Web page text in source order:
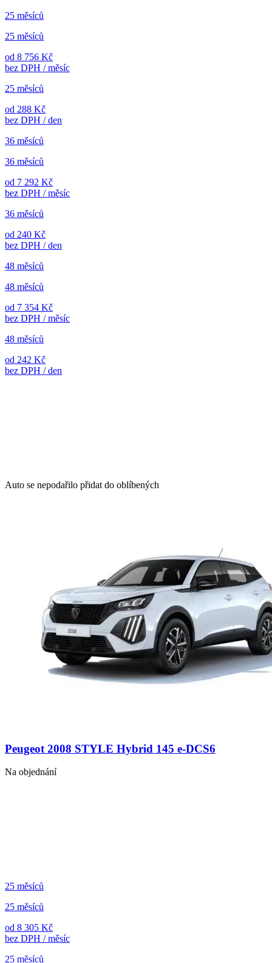
25 měsíců
25 měsíců
od 8 756 Kč
bez DPH / měsíc
25 měsíců
od 288 Kč
bez DPH / den
36 měsíců
36 měsíců
od 7 292 Kč
bez DPH / měsíc
36 měsíců
od 240 Kč
bez DPH / den
48 měsíců
48 měsíců
od 7 354 Kč
bez DPH / měsíc
48 měsíců
od 242 Kč
bez DPH / den
Auto se nepodařilo přidat do oblíbených
Peugeot 2008 STYLE Hybrid 145 e-DCS6
Na objednání
25 měsíců
25 měsíců
od 8 305 Kč
bez DPH / měsíc
25 měsíců